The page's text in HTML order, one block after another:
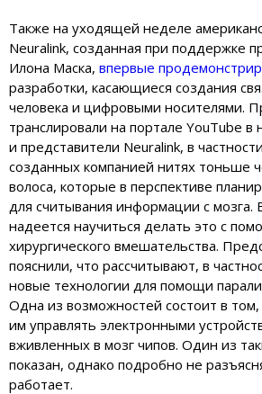
Также на уходящей неделе
Neuralink, созданная при поддержке
Илона Маска, впервые
разработки, касающиеся создания
человека и цифровыми носителями.
транслировали на портале YouTube в
и представители Neuralink, в
созданных компанией нитях тоньше
волоса, которые в перспективе
для считывания информации с
надеется научиться делать это с
хирургического вмешательства.
пояснили, что рассчитывают, в
новые технологии для помощи
Одна из возможностей состоит в
им управлять электронными
вживленных в мозг чипов. Один из
показан, однако подробно не
работает.